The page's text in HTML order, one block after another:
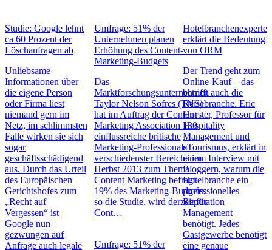
Studie: Google lehnt
ca 60 Prozent der
Löschanfragen ab
Unliebsame
Informationen über
die eigene Person
oder Firma liest
niemand gern im
Netz, im schlimmsten
Falle wirken sie sich
sogar
geschäftsschädigend
aus. Durch das Urteil
des Europäischen
Gerichtshofes zum
„Recht auf
Vergessen“ ist
Google nun
gezwungen auf
Anfrage auch legale
Umfrage: 51% der
Unternehmen planen
Erhöhung des Content-
Marketing-Budgets
Das
Marktforschungsunternehmen
Taylor Nelson Sofres (TNS)
hat im Auftrag der Content
Marketing Association 130
einflussreiche britische
Marketing-Professionals
verschiedenster Bereiche im
Herbst 2013 zum Thema
Content Marketing befragt.
19% des Marketing-Budgets,
so die Studie, wird derzeit für
Cont…
Umfrage: 51% der
Hotelbranchenexperte
erklärt die Bedeutung
von ORM
Der Trend geht zum
Online-Kauf – das
betrifft auch die
Reisebranche. Eric
Horster, Professor für
Hospitality
Management und
eTourismus, erklärt in
einem Interview mit
Bloggern, warum die
Hotelbranche ein
professionelles
Reputation
Management
benötigt. Jedes
Gastgewerbe benötigt
eine genaue